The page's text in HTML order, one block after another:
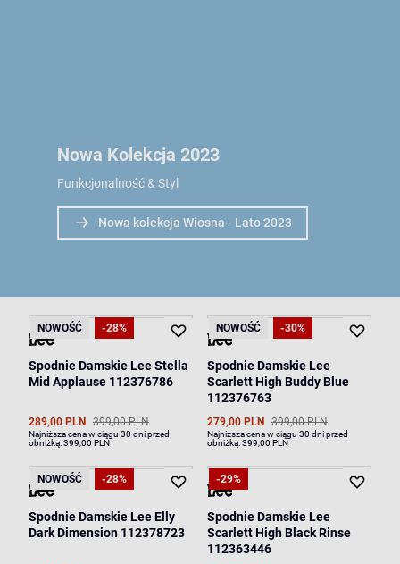
Nowa Kolekcja 2023
Funkcjonalność & Styl
Nowa kolekcja Wiosna - Lato 2023
NOWOŚĆ -28%
Spodnie Damskie Lee Stella
Mid Applause 112376786
289,00 PLN 399,00 PLN
Najniższa cena w ciągu 30 dni przed
obniżką:399,00 PLN
NOWOŚĆ -30%
Spodnie Damskie Lee
Scarlett High Buddy Blue
112376763
279,00 PLN 399,00 PLN
Najniższa cena w ciągu 30 dni przed
obniżką:399,00 PLN
NOWOŚĆ -28%
Spodnie Damskie Lee Elly
Dark Dimension 112378723
-29%
Spodnie Damskie Lee
Scarlett High Black Rinse
112363446